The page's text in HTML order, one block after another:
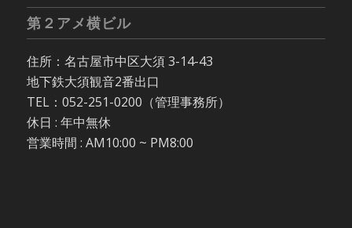
第２アメ横ビル
住所：名古屋市中区大須 3-14-43
地下鉄大須観音2番出口
TEL：052-251-0200（管理事務所）
休日 : 年中無休
営業時間 : AM10:00 ~ PM8:00